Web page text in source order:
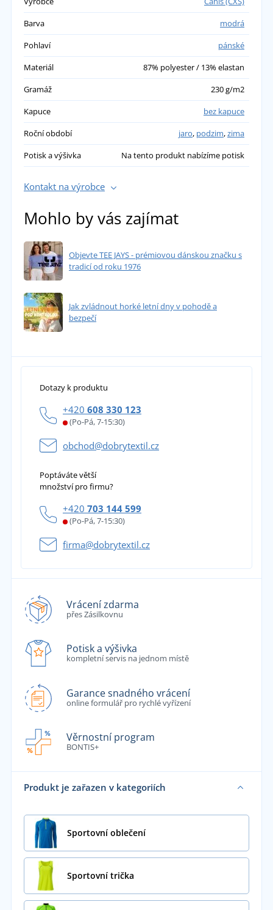
Barva
modrá
Pohlaví
pánské
Materiál
87% polyester / 13% elastan
Gramáž
230 g/m2
Kapuce
bez kapuce
Roční období
jaro, podzim,zima
Potisk a výšivka
Na tento produkt nabízíme potisk
Kontakt na výrobce
Mohlo by vás zajímat
Objevte TEE JAYS - prémiovou dánskou značku s
tradicí od roku 1976
Jak zvládnout horké letní dny v pohodě a
bezpečí
Dotazy k produktu
+420 608 330 123
(Po-Pá, 7-15:30)
obchod@dobrytextil.cz
Poptáváte větší
množství pro firmu?
+420 703 144 599
(Po-Pá, 7-15:30)
firma@dobrytextil.cz
Vrácení zdarma
přes Zásilkovnu
Potisk a výšivka
kompletní servis na jednom místě
Garance snadného vrácení
online formulář pro rychlé vyřízení
Věrnostní program
BONTIS+
Produkt je zařazen v kategoriích
Sportovní oblečení
Sportovní trička